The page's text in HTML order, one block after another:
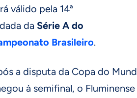
válido pela 14ª
da Série A do
Brasileiro.
a disputa da Copa do
à semifinal, o